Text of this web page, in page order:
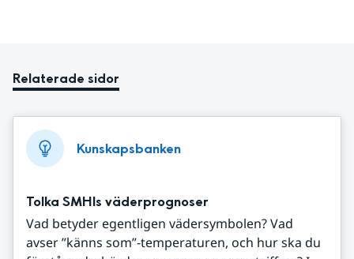
Relaterade sidor
Kunskapsbanken
Tolka SMHIs väderprognoser
Vad betyder egentligen vädersymbolen? Vad
avser ”känns som”-temperaturen, och hur ska du